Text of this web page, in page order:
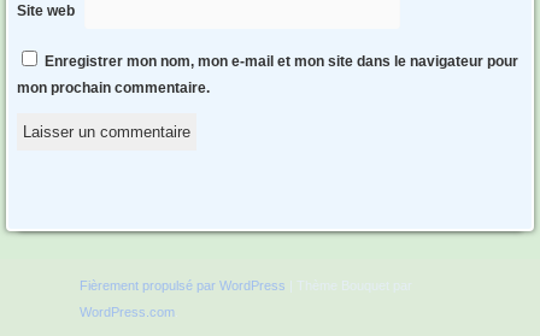
Site web
Enregistrer mon nom, mon e-mail et mon site dans le navigateur pour
mon prochain commentaire.
Fièrement propulsé par WordPress
Thème Bouquet par
WordPress.com